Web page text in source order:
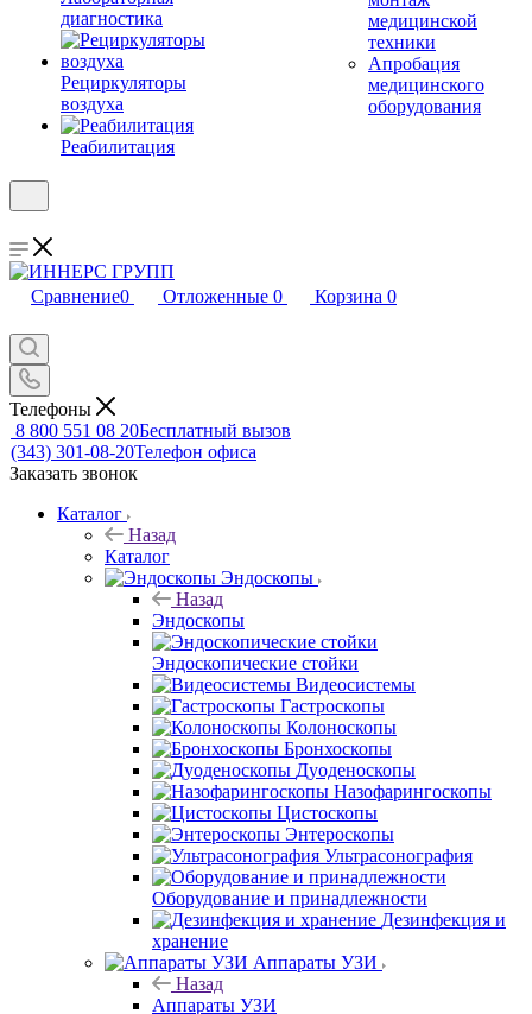
диагностика
Рециркуляторы
воздуха
Реабилитация
медицинской
техники
Апробация
медицинского
оборудования
Сравнение0 Отложенные 0 Корзина 0
Телефоны
8 800 551 08 20Бесплатный вызов
(343) 301-08-20Телефон офиса
Заказать звонок
Каталог
Назад
Каталог
Эндоскопы
Назад
Эндоскопы
Эндоскопические стойки
Видеосистемы
Гастроскопы
Колоноскопы
Бронхоскопы
Дуоденоскопы
Назофарингоскопы
Цистоскопы
Энтероскопы
Ультрасонография
Оборудование и принадлежности
Дезинфекция и
хранение
Аппараты УЗИ
Назад
Аппараты УЗИ